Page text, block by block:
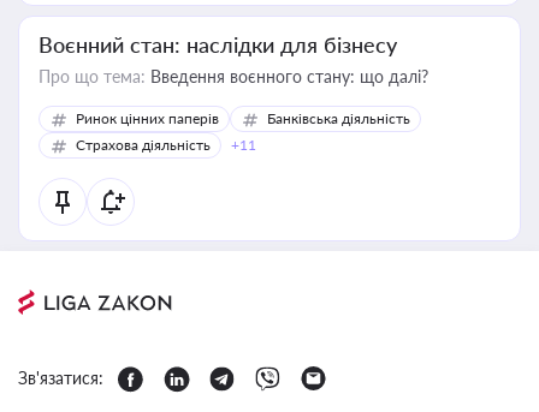
Воєнний стан: наслідки для бізнесу
Про що тема: Введення воєнного стану: що далі?
Ринок цінних паперів
Банківська діяльність
Страхова діяльність
+11
Зв'язатися: